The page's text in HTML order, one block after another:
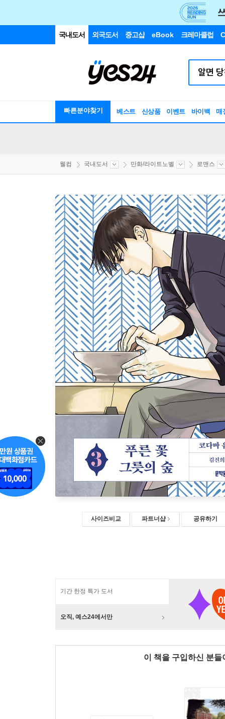
국내도서 외국도서 중고샵 eBook 크레마클럽
빠른분야찾기 베스트 신상품 이벤트 바이백 매
웰컴 국내도서 만화/라이트노벨 로맨스
사이즈비교 파트너샵 공유하기
기간 한정 특가 도서
오직, 예스24에서만
이 책을 구입하신 분